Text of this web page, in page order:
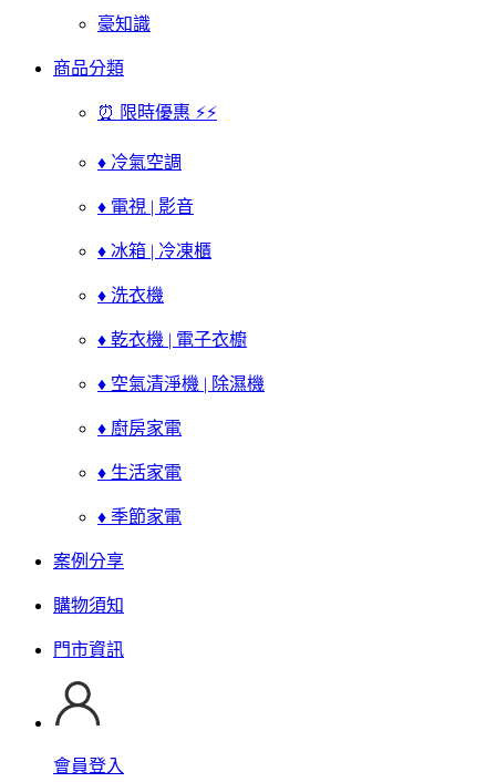
豪知識
商品分類
⏰ 限時優惠 ⚡⚡
♦ 冷氣空調
♦ 電視 | 影音
♦ 冰箱 | 冷凍櫃
♦ 洗衣機
♦ 乾衣機 | 電子衣櫥
♦ 空氣清淨機 | 除濕機
♦ 廚房家電
♦ 生活家電
♦ 季節家電
案例分享
購物須知
門市資訊
會員登入